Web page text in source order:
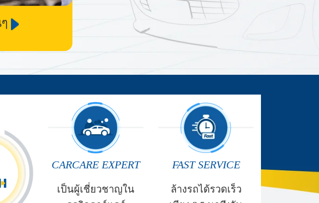
CARCARE EXPERT
เป็นผู้เชี่ยวชาญใน
FAST SERVICE
ล้างรถได้รวดเร็ว